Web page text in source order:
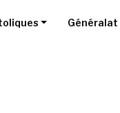
Généralat